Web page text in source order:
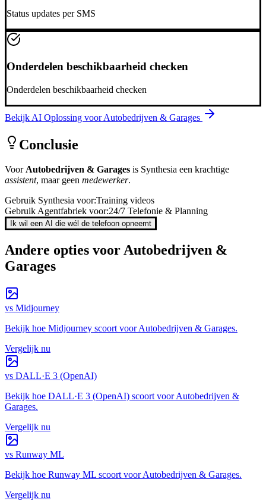
Status updates per SMS
Onderdelen beschikbaarheid checken
Onderdelen beschikbaarheid checken
Bekijk AI Oplossing voorAutobedrijven & Garages
Conclusie
VoorAutobedrijven & Garages is Synthesia een krachtige
assistent, maar geen medewerker.
Gebruik Synthesia voor:Training videos
Gebruik Agentfabriek voor:24/7 Telefonie & Planning
Ik wil een AI die wél de telefoon opneemt
Andere opties voorAutobedrijven &
Garages
vs Midjourney
Bekijk hoe Midjourney scoort voorAutobedrijven & Garages.
Vergelijk nu
vs DALL·E 3 (OpenAI)
Bekijk hoe DALL·E 3 (OpenAI) scoort voorAutobedrijven &
Garages.
Vergelijk nu
vs Runway ML
Bekijk hoe Runway ML scoort voorAutobedrijven & Garages.
Vergelijk nu